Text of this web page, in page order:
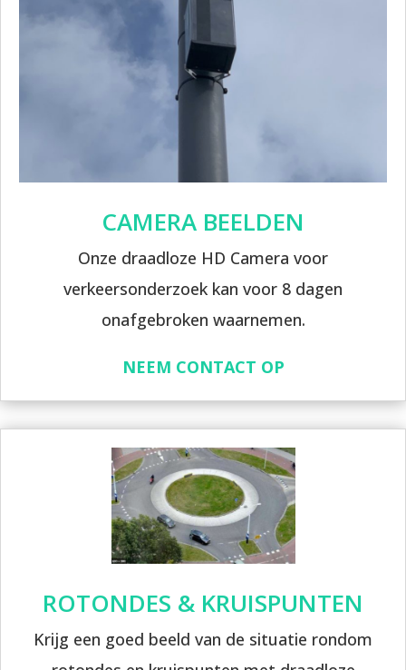
CAMERA BEELDEN
Onze draadloze HD Camera voor
verkeersonderzoek kan voor 8 dagen
onafgebroken waarnemen.
NEEM CONTACT OP
ROTONDES & KRUISPUNTEN
Krijg een goed beeld van de situatie rondom